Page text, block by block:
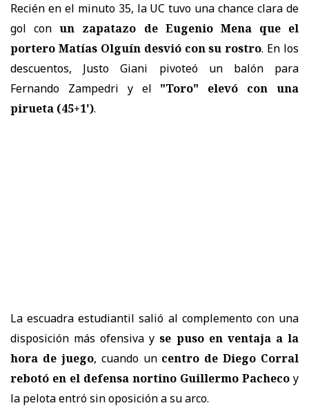
Recién en el minuto 35, la UC tuvo una chance clara de
gol conun zapatazo de Eugenio Mena que el
portero Matías Olguín desvió con su rostro. En los
descuentos, Justo Giani pivoteó un balón para
Fernando Zampedri y el "Toro" elevó con una
pirueta (45+1').
La escuadra estudiantil salió al complemento con una
disposición más ofensiva yse puso en ventaja a la
hora de juego, cuando uncentro de Diego Corral
rebotó en el defensa nortino Guillermo Pacheco y
la pelota entró sin oposición a su arco.